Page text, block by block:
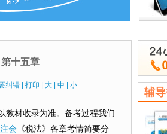
·
十五章
纠错 打印 大 中 小
教材收录为准。备考过程我们
注会 《税法》各章考情简要分
辅